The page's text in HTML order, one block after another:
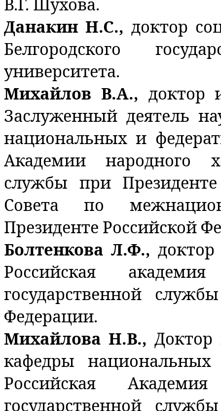
Данакин Н.С., доктор
Белгородского
университета.
Михайлов В.А., доктор
Заслуженный деятель
национальных и
Академии народного
службы при
Совета по
Президенте Российской
Болтенкова Л.Ф.,
Российская
государственной
Федерации.
Михайлова Н.В.,Доктор
кафедры
Российская
государственной